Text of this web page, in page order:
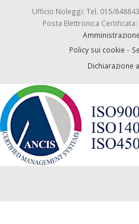
Ufficio Noleggi: Tel. 015/
Posta Elettronica Certificata:
Policy sui cookie –
Dichiarazione